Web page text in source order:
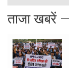
ताजा खबरें